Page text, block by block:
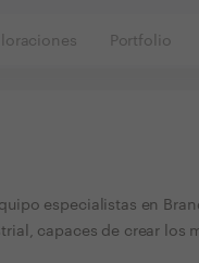
Portfolio
especialistas en
capaces de crear los